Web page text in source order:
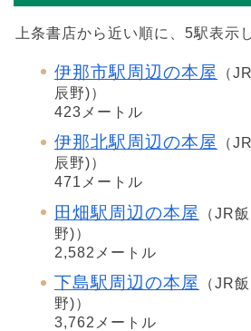
上条書店から近い順に、5駅表示
伊那市駅周辺の本屋
（
辰野)）
423メートル
伊那北駅周辺の本屋
（
辰野)）
471メートル
田畑駅周辺の本屋
（JR
野)）
2,582メートル
下島駅周辺の本屋
（JR
野)）
3,762メートル